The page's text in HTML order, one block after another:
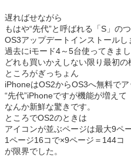
遅ればせながら
もはや“先代”と呼ばれる「S」の
OS3アップデートインストールし
過去にiモード4～5台使ってきま
どれも買いかえしない限り最初の
ところがぎっちょん
iPhoneはOS2からOS3へ無料で
“先代”iPhoneですが機能が増えて
なんか新鮮な驚きです。
ところでOS2のときは
アイコンが並ぶページは最大9ペ
1ページ16コで×9ページ＝144コ
が限界でした。